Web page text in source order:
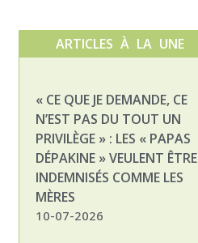
ARTICLES À LA UNE
« CE QUE JE DEMANDE, CE
N’EST PAS DU TOUT UN
PRIVILÈGE » : LES « PAPAS
DÉPAKINE » VEULENT ÊTRE
INDEMNISÉS COMME LES
MÈRES
10-07-2026